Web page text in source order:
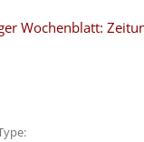
Wochenblatt: